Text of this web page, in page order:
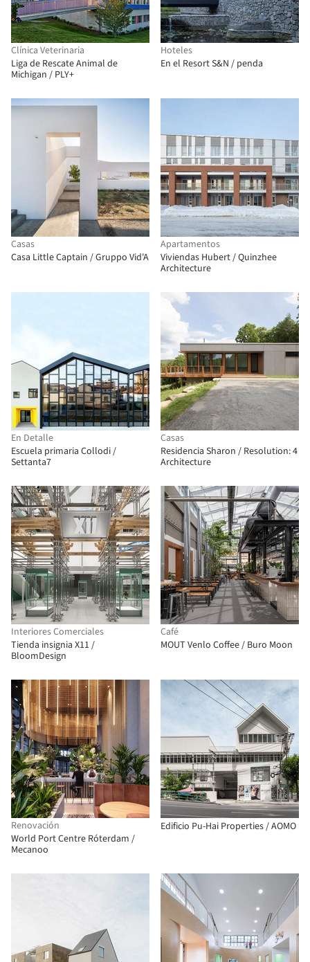
Clínica Veterinaria
Liga de Rescate Animal de
Michigan / PLY+
Hoteles
En el Resort S&N / penda
Casas
Casa Little Captain / Gruppo Vid'A
Apartamentos
Viviendas Hubert / Quinzhee
Architecture
En Detalle
Escuela primaria Collodi /
Settanta7
Casas
Residencia Sharon / Resolution: 4
Architecture
Interiores Comerciales
Tienda insignia X11 /
BloomDesign
Café
MOUT Venlo Coffee / Buro Moon
Renovación
World Port Centre Róterdam /
Mecanoo
Edificio Pu-Hai Properties / AOMO